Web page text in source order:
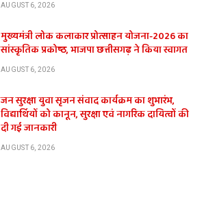
AUGUST 6, 2026
मुख्यमंत्री लोक कलाकार प्रोत्साहन योजना-2026 का
सांस्कृतिक प्रकोष्ठ, भाजपा छत्तीसगढ़ ने किया स्वागत
AUGUST 6, 2026
जन सुरक्षा युवा सृजन संवाद कार्यक्रम का शुभारंभ,
विद्यार्थियों को कानून, सुरक्षा एवं नागरिक दायित्वों की
दी गई जानकारी
AUGUST 6, 2026